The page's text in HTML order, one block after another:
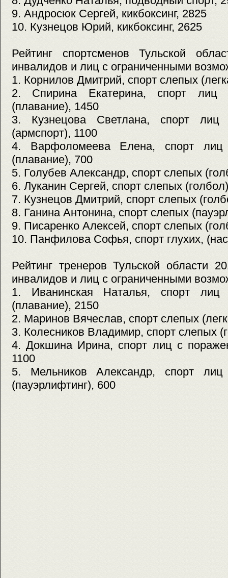
9. Андросюк Сергей, кикбоксинг, 2825
10. Кузнецов Юрий, кикбоксинг, 2625
Рейтинг спортсменов Тульской
инвалидов и лиц с ограниченными
1. Корнилов Дмитрий, спорт слепых
2. Спирина Екатерина, спорт
(плавание), 1450
3. Кузнецова Светлана, спорт
(армспорт), 1100
4. Варфоломеева Елена, спорт
(плавание), 700
5. Голубев Александр, спорт слепых
6. Луканин Сергей, спорт слепых
7. Кузнецов Дмитрий, спорт слепых
8. Ганина Антонина, спорт слепых
9. Писаренко Алексей, спорт слепых
10. Панфилова Софья, спорт глухих,
Рейтинг тренеров Тульской области
инвалидов и лиц с ограниченными
1. Иванинская Наталья, спорт
(плавание), 2150
2. Маринов Вячеслав, спорт слепых
3. Колесников Владимир, спорт слепых
4. Докшина Ирина, спорт лиц с
1100
5. Мельников Александр, спорт
(пауэрлифтинг), 600